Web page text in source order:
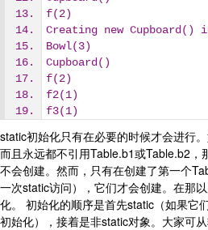
f(2)
Creating new Cupboard()
Bowl(3)
Cupboard()
f(2)
f2(1)
f3(1)
static初始化只有在必要的时候才会进行
而且永远都不引用Table.b1或Table.b2，
不会创建。然而，只有在创建了第一个
一次static访问），它们才会创建。在那
化。 初始化的顺序是首先static（如果它
初始化），接着是非static对象。大家可